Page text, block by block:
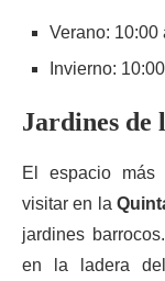
Verano: 10:00
Invierno:
Jardines de
El espacio más
visitar en la
jardines
en la ladera